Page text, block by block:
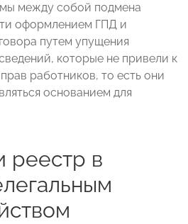
между собой подмена
оформлением ГПД и
путем упущения
которые не привели к
работников, то есть они
основанием для
реестр в